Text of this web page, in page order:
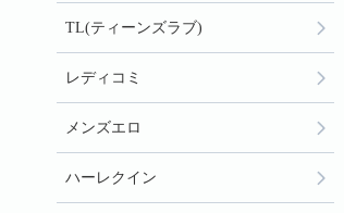
TL(ティーンズラブ)
レディコミ
メンズエロ
ハーレクイン